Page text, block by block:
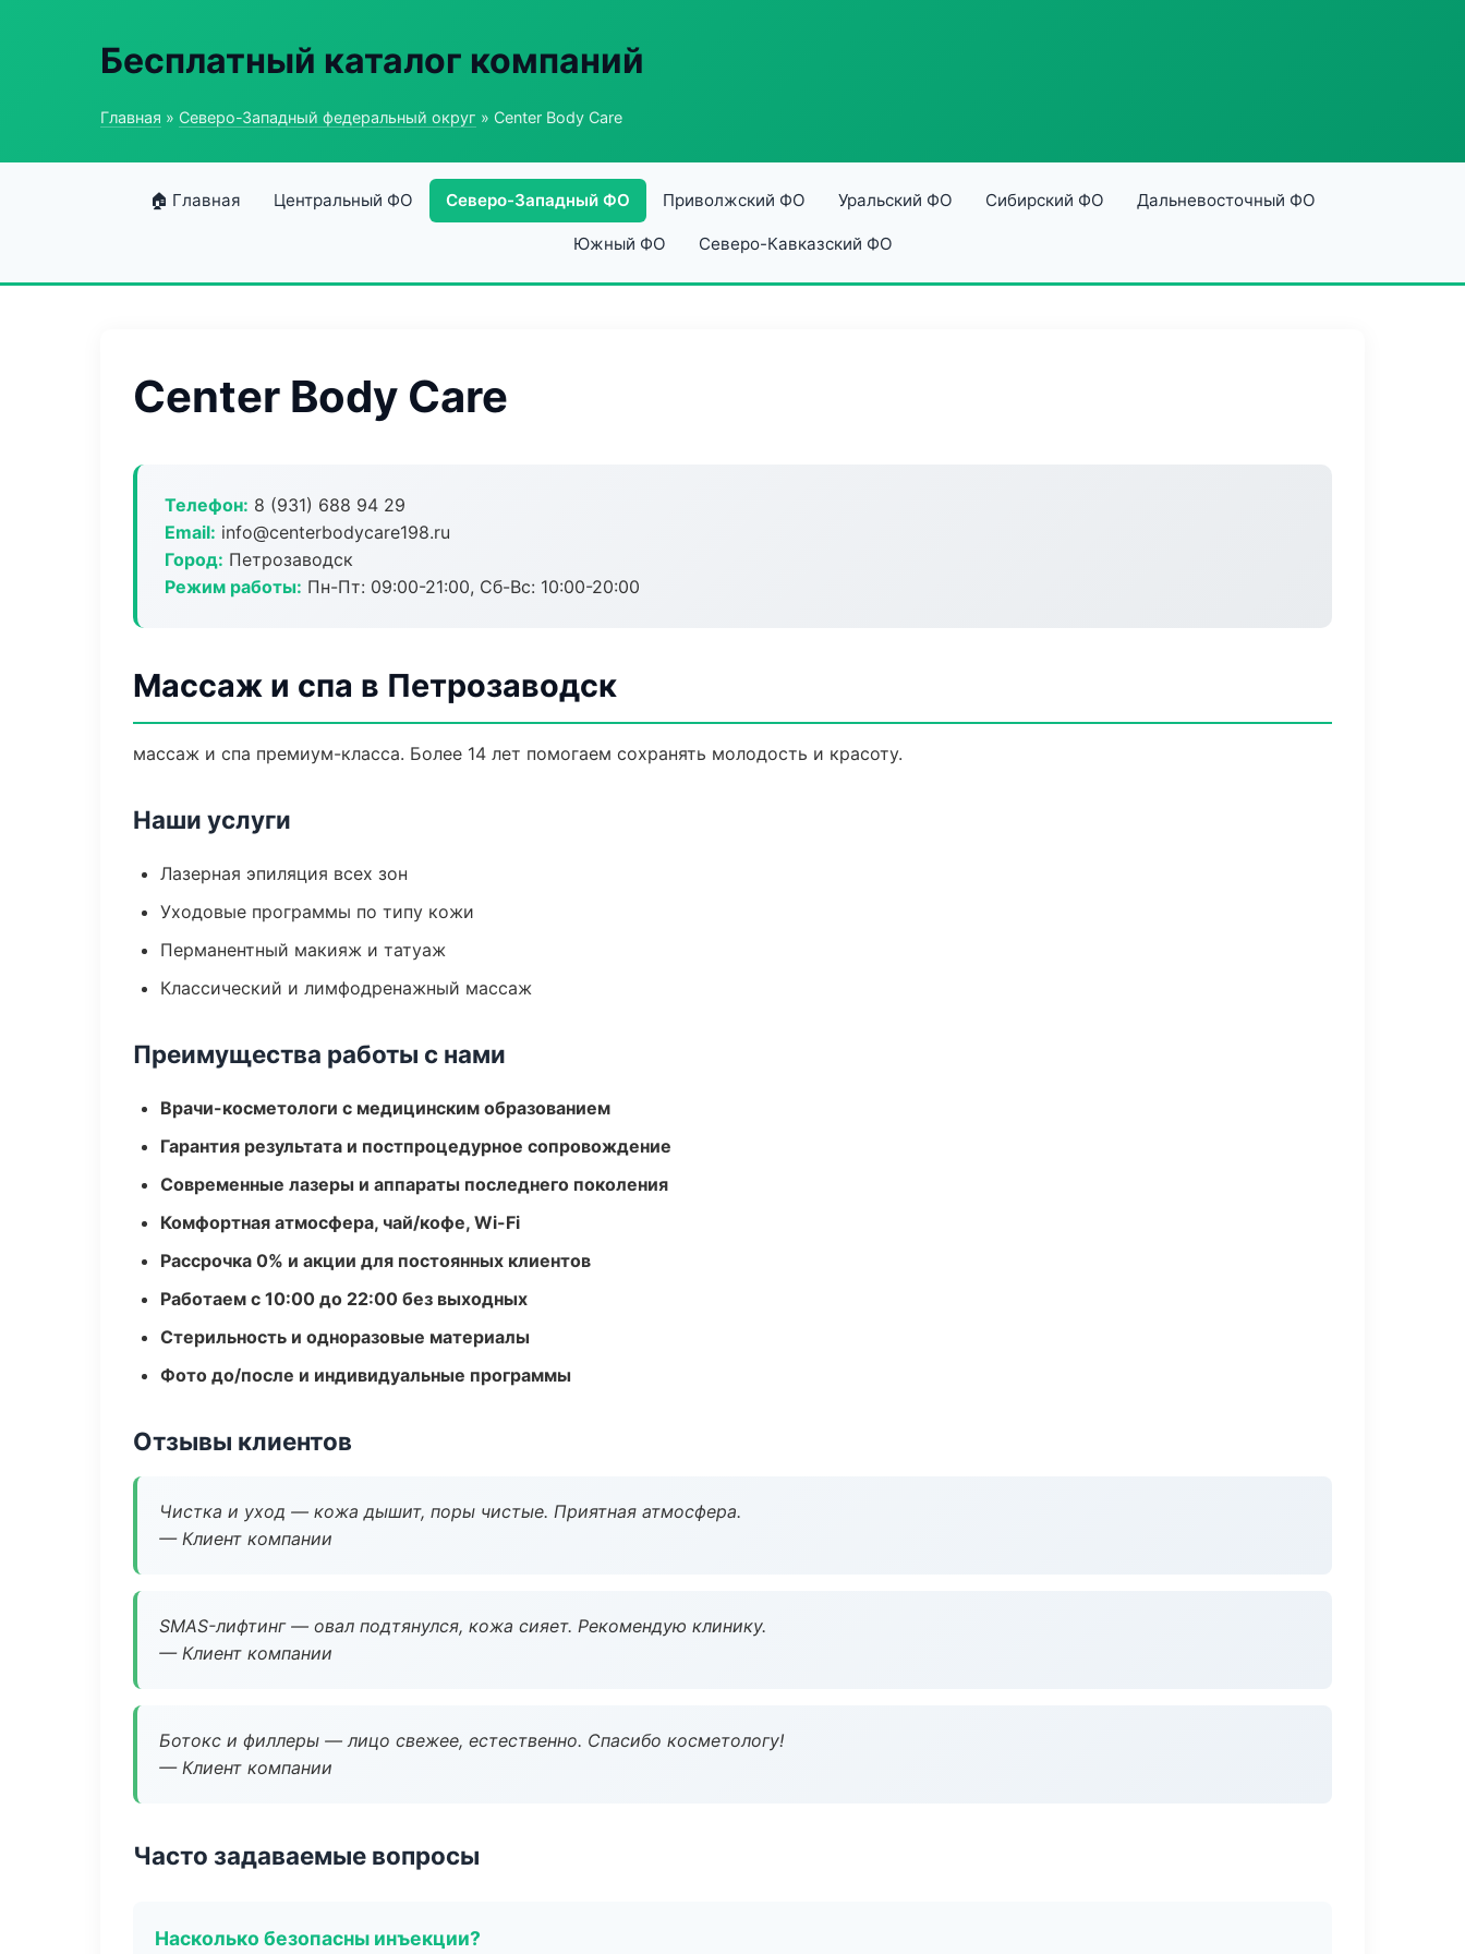
Бесплатный каталог компаний
Главная » Северо-Западный федеральный округ » Center Body Care
🏠 Главная Центральный ФО Северо-Западный ФО Приволжский ФО Уральский ФО Сибирский ФО Дальневосточный ФО
Южный ФО Северо-Кавказский ФО
Center Body Care
Телефон: 8 (931) 688 94 29
Email: info@centerbodycare198.ru
Город: Петрозаводск
Режим работы: Пн-Пт: 09:00-21:00, Сб-Вс: 10:00-20:00
Массаж и спа в Петрозаводск
массаж и спа премиум-класса. Более 14 лет помогаем сохранять молодость и красоту.
Наши услуги
Лазерная эпиляция всех зон
Уходовые программы по типу кожи
Перманентный макияж и татуаж
Классический и лимфодренажный массаж
Преимущества работы с нами
Врачи-косметологи с медицинским образованием
Гарантия результата и постпроцедурное сопровождение
Современные лазеры и аппараты последнего поколения
Комфортная атмосфера, чай/кофе, Wi-Fi
Рассрочка 0% и акции для постоянных клиентов
Работаем с 10:00 до 22:00 без выходных
Стерильность и одноразовые материалы
Фото до/после и индивидуальные программы
Отзывы клиентов
Чистка и уход — кожа дышит, поры чистые. Приятная атмосфера.
— Клиент компании
SMAS-лифтинг — овал подтянулся, кожа сияет. Рекомендую клинику.
— Клиент компании
Ботокс и филлеры — лицо свежее, естественно. Спасибо косметологу!
— Клиент компании
Часто задаваемые вопросы
Насколько безопасны инъекции?